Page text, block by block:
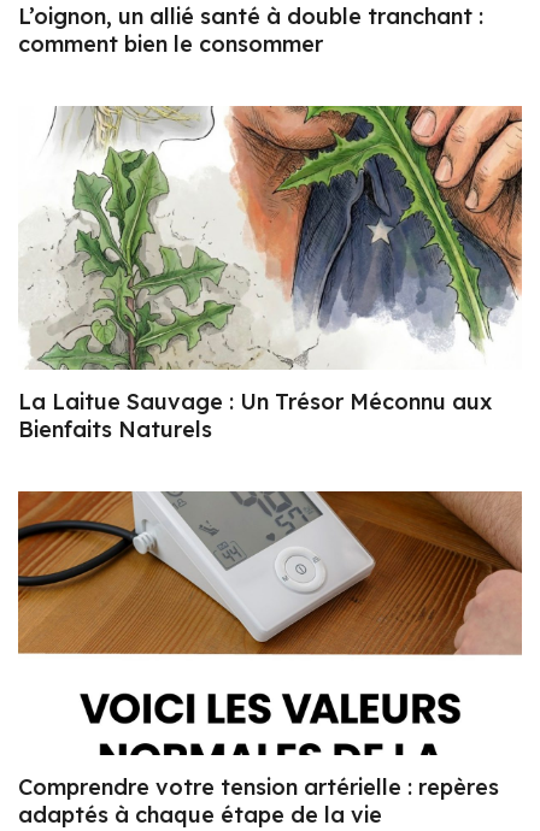
L’oignon, un allié santé à double tranchant :
comment bien le consommer
La Laitue Sauvage : Un Trésor Méconnu aux
Bienfaits Naturels
Comprendre votre tension artérielle : repères
adaptés à chaque étape de la vie